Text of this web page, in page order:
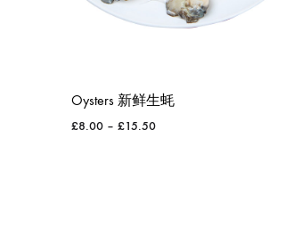
Oysters 新鲜生蚝
£8.00 – £15.50